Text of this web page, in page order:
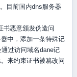
目前国内dns服务器
书恶意颁发伪造问
中，添加一条特殊记
过访问域名dane记
来约束证书被篡改问